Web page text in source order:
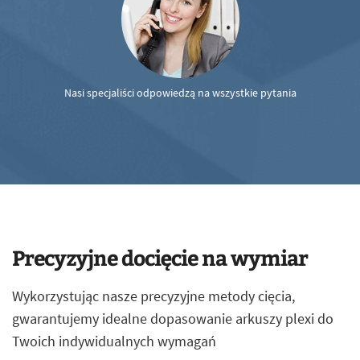
Nasi specjaliści odpowiedzą na wszystkie pytania
Precyzyjne docięcie na wymiar
Wykorzystując nasze precyzyjne metody cięcia,
gwarantujemy idealne dopasowanie arkuszy plexi do
Twoich indywidualnych wymagań